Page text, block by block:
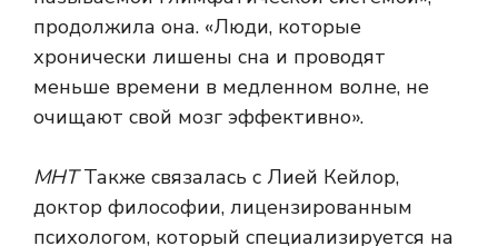
продолжила она. «Люди, которые
хронически лишены сна и проводят
меньше времени в медленном волне, не
очищают свой мозг эффективно».
МНТТакже связалась с Лией Кейлор,
доктор философии, лицензированным
психологом, который специализируется на